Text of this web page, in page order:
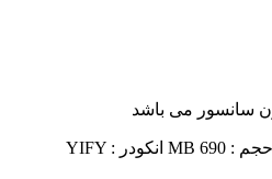
می باشد
انکودر : YIFY